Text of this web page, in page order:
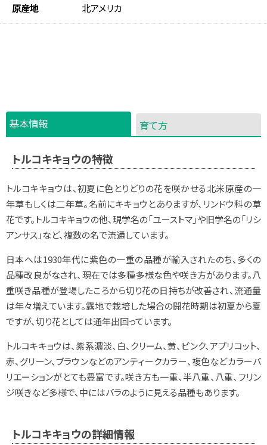
原産地 北アメリカ
基本情報 育て方
トルコキキョウの特徴
トルコキキョウは、初夏に色とりどりの花を咲かせる北米原産の一
年草もしくは二年草。名前にキキョウとありますが、リンドウ科の草
花です。トルコキキョウの他、現学名の「ユーストマ」や旧学名の「リシ
アンサス」など、複数の名で流通しています。
日本へは1930年代に紫色の一重の品種が輸入されたのち、多くの
品種改良がなされ、現在では多種多様な色や咲き方があります。八
重咲き品種が登場したころから切り花の日持ちが改善され、流通量
は年々増えています。露地で栽培した場合の開花時期は初夏から夏
ですが、切り花としては通年出回っています。
トルコキキョウは、紫系濃淡、白、クリーム、黄、ピンク、アプリコット、
赤、グリーン、ブラウンなどのアンティークカラー、複色などカラーバ
リエーションがとても豊富です。咲き方も一重、半八重、八重、フリン
ジ咲きなど多様で、中にはバラのように見える品種もあります。
トルコキキョウの詳細情報